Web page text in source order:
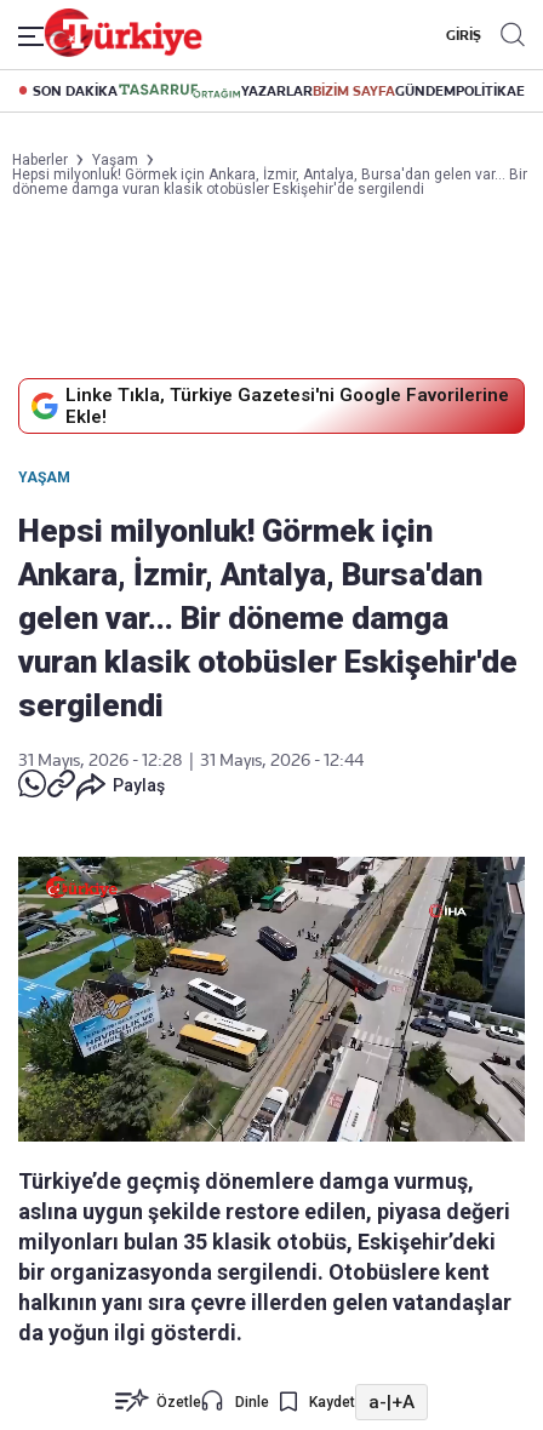
GİRİŞ
SON DAKİKA YAZARLARBİZİM SAYFAGÜNDEMPOLİTİKA
Haberler
Yaşam
Hepsi milyonluk! Görmek için Ankara, İzmir, Antalya, Bursa'dan gelen var... Bir
döneme damga vuran klasik otobüsler Eskişehir'de sergilendi
Linke Tıkla, Türkiye Gazetesi'ni Google Favorilerine
Ekle!
YAŞAM
Hepsi milyonluk! Görmek için
Ankara, İzmir, Antalya, Bursa'dan
gelen var... Bir döneme damga
vuran klasik otobüsler Eskişehir'de
sergilendi
31 Mayıs, 2026 - 12:28
31 Mayıs, 2026 - 12:44
Paylaş
Türkiye’de geçmiş dönemlere damga vurmuş,
aslına uygun şekilde restore edilen, piyasa değeri
milyonları bulan 35 klasik otobüs, Eskişehir’deki
bir organizasyonda sergilendi. Otobüslere kent
halkının yanı sıra çevre illerden gelen vatandaşlar
da yoğun ilgi gösterdi.
Özetle Dinle Kaydet a-|+A